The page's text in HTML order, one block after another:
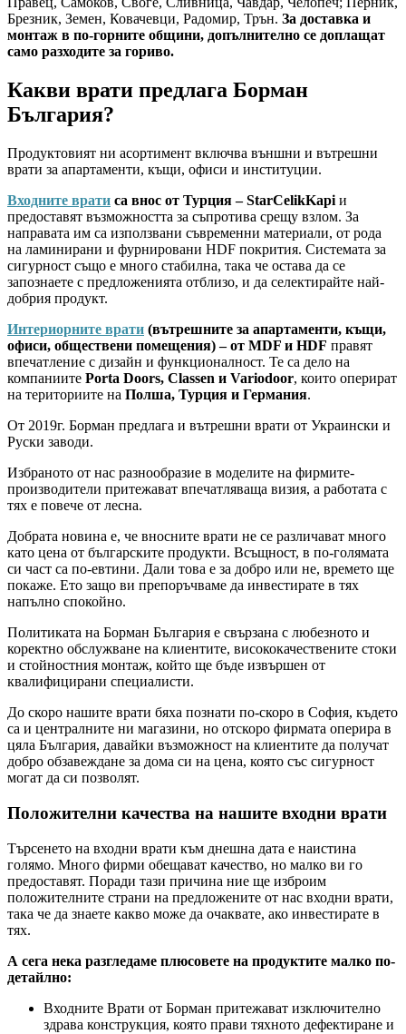
Брезник, Земен, Ковачевци, Радомир, Трън. За доставка и
монтаж в по-горните общини, допълнително се доплащат
само разходите за гориво.
Какви врати предлага Борман
България?
Продуктовият ни асортимент включва външни и вътрешни
врати за апартаменти, къщи, офиси и институции.
Входните врати са внос от Турция – StarCelikKapi и
предоставят възможността за съпротива срещу взлом. За
направата им са използвани съвременни материали, от рода
на ламинирани и фурнировани HDF покрития. Системата за
сигурност също е много стабилна, така че остава да се
запознаете с предложенията отблизо, и да селектирайте най-
добрия продукт.
Интериорните врати (вътрешните за апартаменти, къщи,
офиси, обществени помещения) – от MDF и HDF правят
впечатление с дизайн и функционалност. Те са дело на
компаниите Porta Doors, Classen и Variodoor, които оперират
на териториите на Полша, Турция и Германия.
От 2019г. Борман предлага и вътрешни врати от Украински и
Руски заводи.
Избраното от нас разнообразие в моделите на фирмите-
производители притежават впечатляваща визия, а работата с
тях е повече от лесна.
Добрата новина е, че вносните врати не се различават много
като цена от българските продукти. Всъщност, в по-голямата
си част са по-евтини. Дали това е за добро или не, времето ще
покаже. Ето защо ви препоръчваме да инвестирате в тях
напълно спокойно.
Политиката на Борман България е свързана с любезното и
коректно обслужване на клиентите, висококачествените стоки
и стойностния монтаж, който ще бъде извършен от
квалифицирани специалисти.
До скоро нашите врати бяха познати по-скоро в София, където
са и централните ни магазини, но отскоро фирмата оперира в
цяла България, давайки възможност на клиентите да получат
добро обзавеждане за дома си на цена, която със сигурност
могат да си позволят.
Положителни качества на нашите входни врати
Търсенето на входни врати към днешна дата е наистина
голямо. Много фирми обещават качество, но малко ви го
предоставят. Поради тази причина ние ще изброим
положителните страни на предложените от нас входни врати,
така че да знаете какво може да очаквате, ако инвестирате в
тях.
А сега нека разгледаме плюсовете на продуктите малко по-
детайлно:
Входните Врати от Борман притежават изключително
здрава конструкция, която прави тяхното дефектиране и